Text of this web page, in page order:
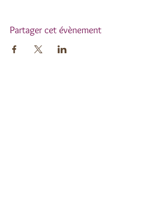
Partager cet évènement